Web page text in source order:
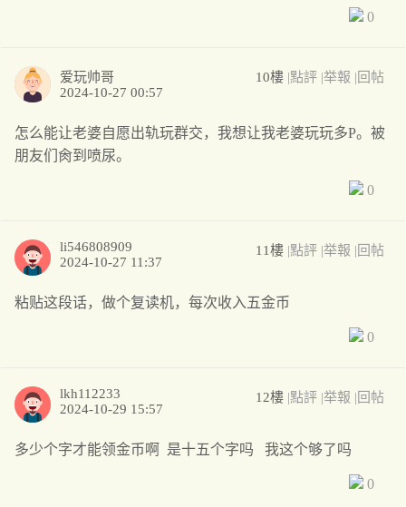
0
10樓 |點評 |举報 |回帖
爱玩帅哥
2024-10-27 00:57
怎么能让老婆自愿出轨玩群交，我想让我老婆玩玩多P。被
朋友们肏到喷尿。
0
11樓 |點評 |举報 |回帖
li546808909
2024-10-27 11:37
粘贴这段话，做个复读机，每次收入五金币
0
12樓 |點評 |举報 |回帖
lkh112233
2024-10-29 15:57
多少个字才能领金币啊 是十五个字吗 我这个够了吗
0